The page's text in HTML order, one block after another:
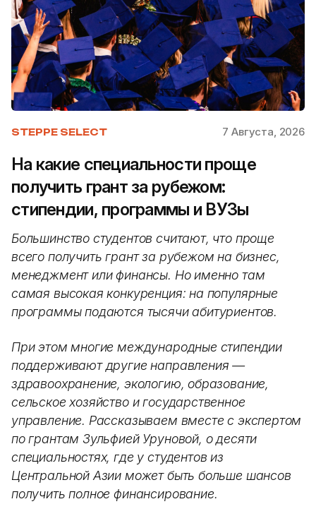
STEPPE SELECT 7 Августа, 2026
На какие специальности проще
получить грант за рубежом:
стипендии, программы и ВУЗы
Большинство студентов считают, что проще
всего получить грант за рубежом на бизнес,
менеджмент или финансы. Но именно там
самая высокая конкуренция: на популярные
программы подаются тысячи абитуриентов.
При этом многие международные стипендии
поддерживают другие направления —
здравоохранение, экологию, образование,
сельское хозяйство и государственное
управление. Рассказываем вместе с экспертом
по грантам Зульфией Уруновой, о десяти
специальностях, где у студентов из
Центральной Азии может быть больше шансов
получить полное финансирование.